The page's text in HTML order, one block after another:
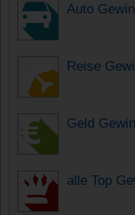
Auto
Reise
Geld
alle Top